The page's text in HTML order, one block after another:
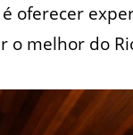
oferecer
o melhor do